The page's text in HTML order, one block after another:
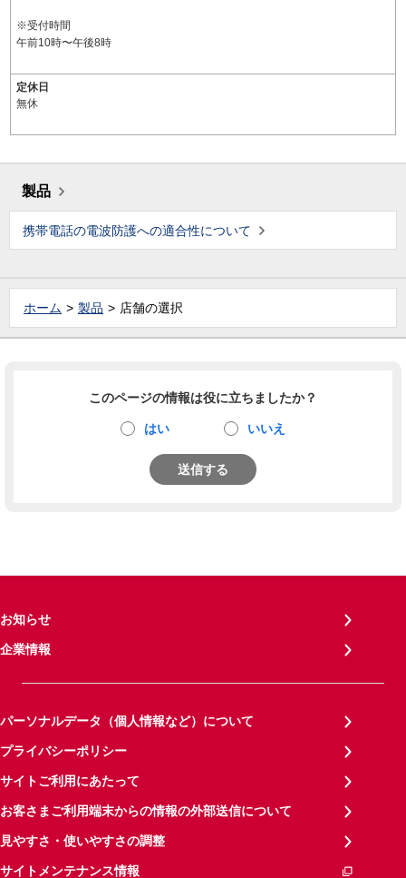
※受付時間
午前10時〜午後8時
定休日
無休
製品
携帯電話の電波防護への適合性について
ホーム 製品 店舗の選択
このページの情報は役に立ちましたか？
はい いいえ
送信する
お知らせ
企業情報
パーソナルデータ（個人情報など）について
プライバシーポリシー
サイトご利用にあたって
お客さまご利用端末からの情報の外部送信について
見やすさ・使いやすさの調整
サイトメンテナンス情報